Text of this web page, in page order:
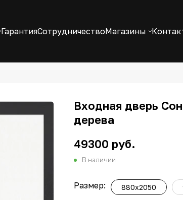
ГарантияСотрудничествоМагазины
Входная дверь
дерева
49300 руб.
В наличии
Размер: 880x2050